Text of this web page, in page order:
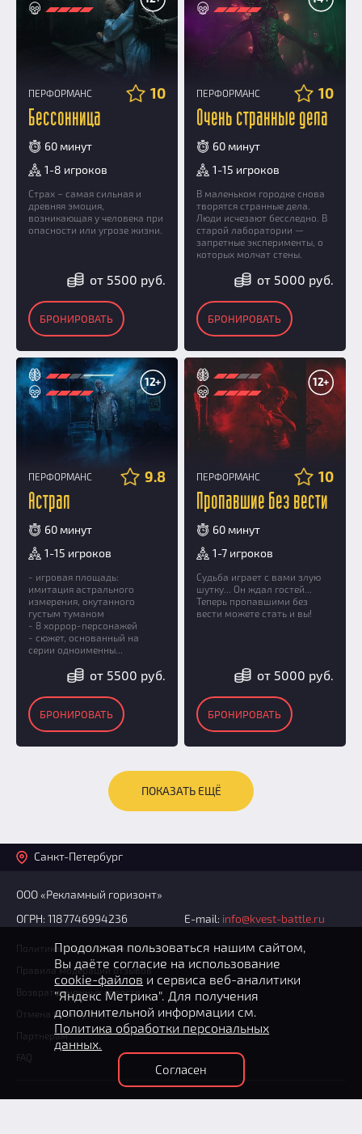
ПЕРФОРМАНС 10
Бессонница
60 минут
1-8 игроков
Страх – самая сильная и
древняя эмоция,
возникающая у человека при
опасности или угрозе жизни.
от 5500 руб.
БРОНИРОВАТЬ
ПЕРФОРМАНС 10
Очень странные дела
60 минут
1-15 игроков
В маленьком городке снова
творятся странные дела.
Люди исчезают бесследно. В
старой лаборатории —
запретные эксперименты, о
которых молчат стены.
от 5000 руб.
БРОНИРОВАТЬ
12+
ПЕРФОРМАНС 9.8
Астрал
60 минут
1-15 игроков
- игровая площадь:
имитация астрального
измерения, окутанного
густым туманом
- 8 хоррор-персонажей
- сюжет, основанный на
серии одноименны...
от 5500 руб.
БРОНИРОВАТЬ
12+
ПЕРФОРМАНС 10
Пропавшие без вести
60 минут
1-7 игроков
Судьба играет с вами злую
шутку... Он ждал гостей...
Теперь пропавшими без
вести можете стать и вы!
от 5000 руб.
БРОНИРОВАТЬ
ПОКАЗАТЬ ЕЩЁ
Санкт-Петербург
ООО «Рекламный горизонт»
ОГРН: 1187746994236
E-mail: info@kvest-battle.ru
Политика конфиденциальности
Правила модерации отзывов
Возврат денежных средств
Отмена бронирования
Партнерам
FAQ
+7 (812) 602-70-76
Продолжая пользоваться нашим сайтом,
Вы даёте согласие на использование
cookie-файлови сервиса веб-аналитики
"Яндекс Метрика". Для получения
дополнительной информации см.
Политика обработки персональных
данных.
Согласен